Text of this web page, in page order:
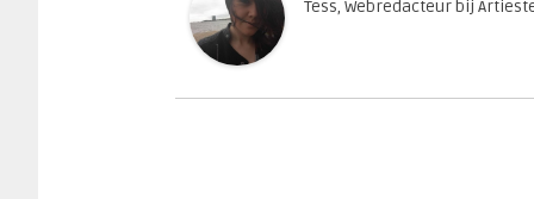
Tess, Webredacteur bij